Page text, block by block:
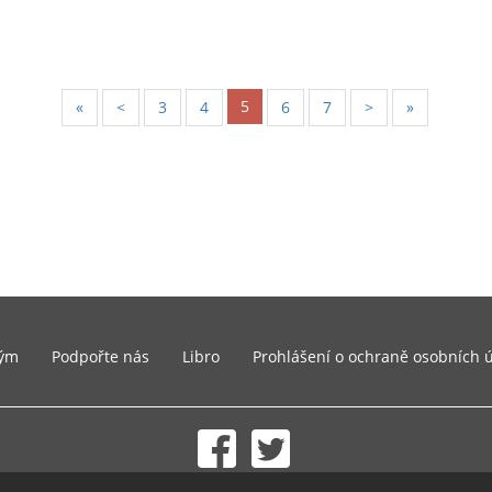
« < 3 4 5 6 7 > »
Podpořte nás Libro Prohlášení o ochraně osobních